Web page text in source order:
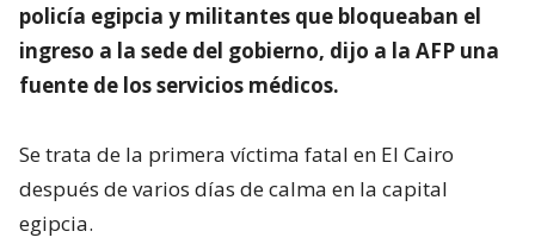
policía egipcia y militantes que bloqueaban el
ingreso a la sede del gobierno, dijo a la AFP una
fuente de los servicios médicos.
Se trata de la primera víctima fatal en El Cairo
después de varios días de calma en la capital
egipcia.